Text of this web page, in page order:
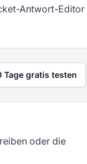
Antwort-Editor
Tage gratis testen
oder die